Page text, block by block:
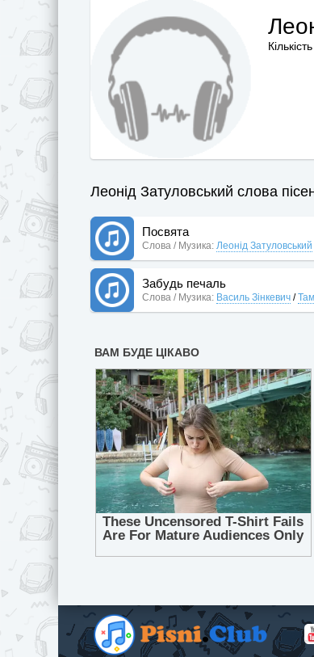
Леонід Затуловський слова
Посвята
Слова / Музика: Леонід Затуловський
Забудь печаль
Слова / Музика: Василь Зінкевич /